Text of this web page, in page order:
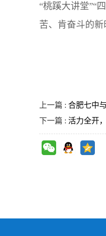
“桃蹊大讲堂”“
苦、肯奋斗的
上一篇 : 合肥七中
下一篇 : 活力全开